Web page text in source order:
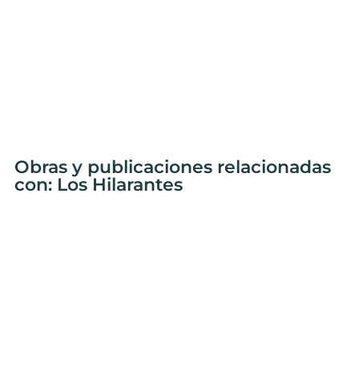
Obras y publicaciones relacionadas
con: Los Hilarantes